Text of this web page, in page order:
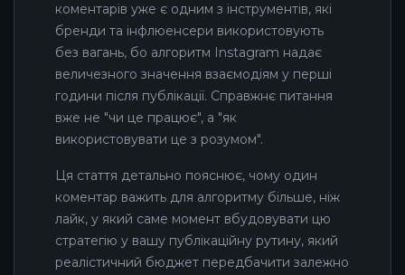
коментарів уже є одним з інструментів, які
бренди та інфлюенсери використовують
без вагань, бо алгоритм Instagram надає
величезного значення взаємодіям у перші
години після публікації. Справжнє питання
вже не "чи це працює", а "як
використовувати це з розумом".
Ця стаття детально пояснює, чому один
коментар важить для алгоритму більше, ніж
лайк, у який саме момент вбудовувати цю
стратегію у вашу публікаційну рутину, який
реалістичний бюджет передбачити залежно